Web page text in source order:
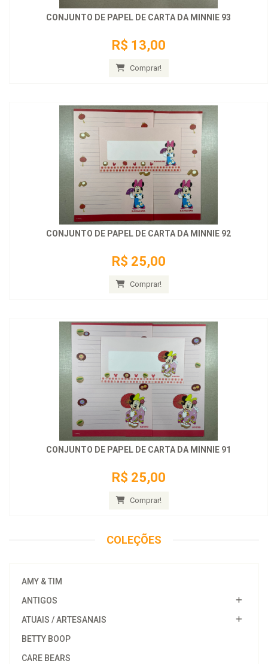
CONJUNTO DE PAPEL DE CARTA DA MINNIE 93
R$ 13,00
Comprar!
CONJUNTO DE PAPEL DE CARTA DA MINNIE 92
R$ 25,00
Comprar!
CONJUNTO DE PAPEL DE CARTA DA MINNIE 91
R$ 25,00
Comprar!
COLEÇÕES
AMY & TIM
ANTIGOS
ATUAIS / ARTESANAIS
BETTY BOOP
CARE BEARS